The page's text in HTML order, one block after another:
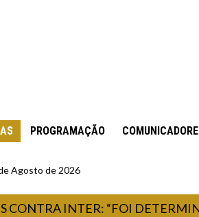
PROGRAMAÇÃO
Agosto de 2026
INTER: “FOI